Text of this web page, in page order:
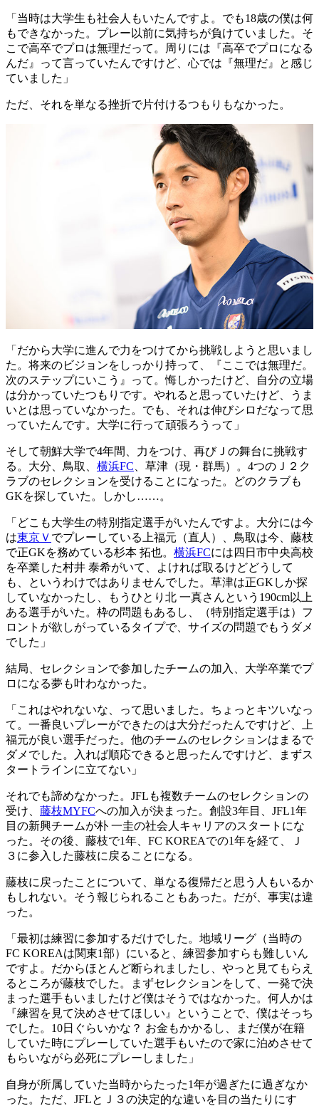
「当時は大学生も社会人もいたんですよ。でも18歳の僕は何
もできなかった。プレー以前に気持ちが負けていました。そ
こで高卒でプロは無理だって。周りには『高卒でプロになる
んだ』って言っていたんですけど、心では『無理だ』と感じ
ていました」
ただ、それを単なる挫折で片付けるつもりもなかった。
「だから大学に進んで力をつけてから挑戦しようと思いまし
た。将来のビジョンをしっかり持って、『ここでは無理だ。
次のステップにいこう』って。悔しかったけど、自分の立場
は分かっていたつもりです。やれると思っていたけど、うま
いとは思っていなかった。でも、それは伸びシロだなって思
っていたんです。大学に行って頑張ろうって」
そして朝鮮大学で4年間、力をつけ、再びＪの舞台に挑戦す
る。大分、鳥取、 横浜FC 、草津（現・群馬）。4つのＪ２ク
ラブのセレクションを受けることになった。どのクラブも
GKを探していた。しかし……。
「どこも大学生の特別指定選手がいたんですよ。大分には今
は東京Ｖ でプレーしている上福元（直人）、鳥取は今、藤枝
で正GKを務めている杉本 拓也。 横浜FCには四日市中央高校
を卒業した村井 泰希がいて、よければ取るけどどうして
も、というわけではありませんでした。草津は正GKしか探
していなかったし、もうひとり北 一真さんという190cm以上
ある選手がいた。枠の問題もあるし、（特別指定選手は）フ
ロントが欲しがっているタイプで、サイズの問題でもうダメ
でした」
結局、セレクションで参加したチームの加入、大学卒業でプ
ロになる夢も叶わなかった。
「これはやれないな、って思いました。ちょっとキツいなっ
て。一番良いプレーができたのは大分だったんですけど、上
福元が良い選手だった。他のチームのセレクションはまるで
ダメでした。入れば順応できると思ったんですけど、まずス
タートラインに立てない」
それでも諦めなかった。JFLも複数チームのセレクションの
受け、 藤枝MYFCへの加入が決まった。創設3年目、JFL1年
目の新興チームが朴 一圭の社会人キャリアのスタートにな
った。その後、藤枝で1年、FC KOREAでの1年を経て、Ｊ
３に参入した藤枝に戻ることになる。
藤枝に戻ったことについて、単なる復帰だと思う人もいるか
もしれない。そう報じられることもあった。だが、事実は違
った。
「最初は練習に参加するだけでした。地域リーグ（当時の
FC KOREAは関東1部）にいると、練習参加すらも難しいん
ですよ。だからほとんど断られましたし、やっと見てもらえ
るところが藤枝でした。まずセレクションをして、一発で決
まった選手もいましたけど僕はそうではなかった。何人かは
『練習を見て決めさせてほしい』ということで、僕はそっち
でした。10日ぐらいかな？ お金もかかるし、まだ僕が在籍
していた時にプレーしていた選手もいたので家に泊めさせて
もらいながら必死にプレーしました」
自身が所属していた当時からたった1年が過ぎたに過ぎなか
った。ただ、JFLとＪ３の決定的な違いを目の当たりにす